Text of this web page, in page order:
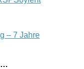
– 7 Jahre
…